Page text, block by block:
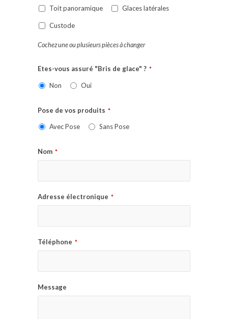
Toit panoramique Glaces latérales
Custode
Cochez une ou plusieurs pièces à changer
Etes-vous assuré "Bris de glace" ? *
Non Oui
Pose de vos produits *
Avec Pose Sans Pose
Nom *
Adresse électronique *
Téléphone *
Message